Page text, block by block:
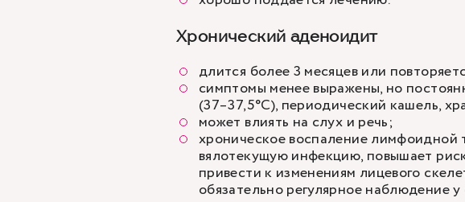
Хронический аденоидит
длится более 3 месяцев или
симптомы менее выражены, но
(37–37,5°C), периодический кашель,
может влиять на слух и речь;
хроническое воспаление лимфоидной
вялотекущую инфекцию, повышает
привести к изменениям лицевого
обязательно регулярное наблюдение